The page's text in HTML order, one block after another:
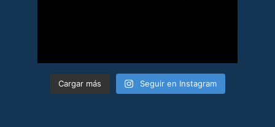
Cargar más Seguir en Instagram